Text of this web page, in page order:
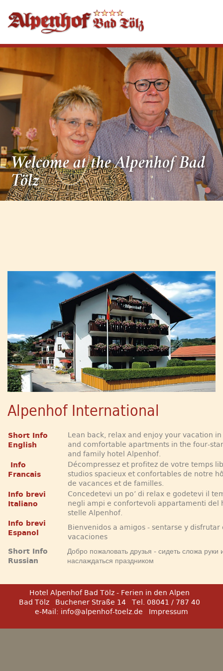
Welcome at the Alpenhof Bad
Tölz
Alpenhof International
Short Info
English
Lean back, relax and enjoy your vacation
and comfortable apartments in the four-
and family hotel Alpenhof.
Info
Francais
Décompressez et profitez de votre temps
studios spacieux et confortables de notre
de vacances et de familles.
Info brevi
Italiano
Concedetevi un po’ di relax e godetevi il
negli ampi e confortevoli appartamenti del
stelle Alpenhof.
Info brevi
Espanol
Bienvenidos a amigos - sentarse y disfrutar
vacaciones
Short Info
Russian
Добро пожаловать друзья - сидеть сложа руки
наслаждаться праздником
Hotel Alpenhof Bad Tölz - Ferien in den Alpen
Bad Tölz
Buchener Straße 14
Tel. 08041 / 787 40
e-Mail: info@alpenhof-toelz.de Impressum